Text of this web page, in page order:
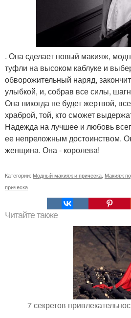
. Она сделает новый макияж,
туфли на высоком каблуке и
обворожительный наряд,
улыбкой, и, собрав все силы,
Она никогда не будет жертвой,
храброй, той, кто сможет
Надежда на лучшее и любовь
ее непреложным достоинством.
женщина. Она - королева!
Категории: Модный макияж и прическа, Макияж
прическа
Читайте также
7 секретов